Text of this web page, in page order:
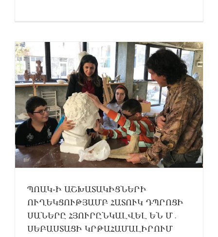
ՊՈԱԿ-Ի ԱՇԽԱՏԱԿԻՑՆԵՐԻ
ՈՒՂԵԿՑՈՒԹՅԱՄԲ ՀԱՏՈՒԿ ԴՊՐՈՑԻ
ՍԱՆԵՐԸ ՀՅՈՒՐԸՆԿԱԼՎԵԼ ԵՆ Մ․
ՍԵԲԱՍՏԱՑԻ ԿՐԹԱՀԱՄԱԼԻՐՈՒՄ